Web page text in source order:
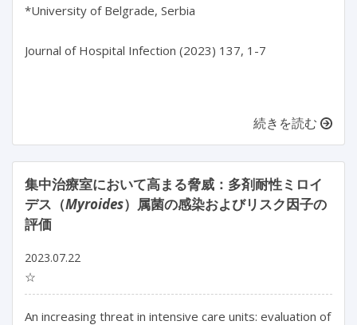
*University of Belgrade, Serbia
Journal of Hospital Infection (2023) 137, 1-7
続きを読む
集中治療室において高まる脅威：多剤耐性ミロイ
デス（Myroides）属菌の感染およびリスク因子の
評価
2023.07.22
☆
An increasing threat in intensive care units: evaluation of